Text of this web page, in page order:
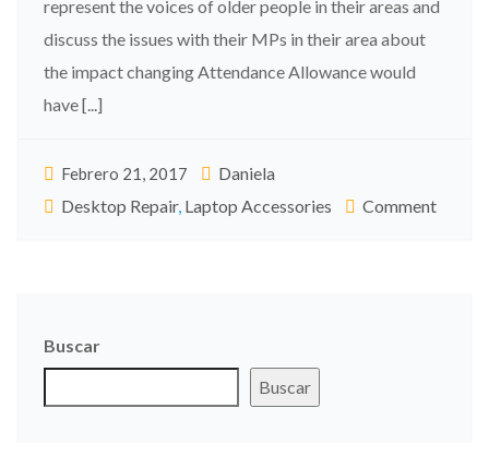
represent the voices of older people in their areas and
discuss the issues with their MPs in their area about
the impact changing Attendance Allowance would
have [...]
Febrero 21, 2017
Daniela
Desktop Repair, Laptop Accessories Comment
Buscar
Buscar